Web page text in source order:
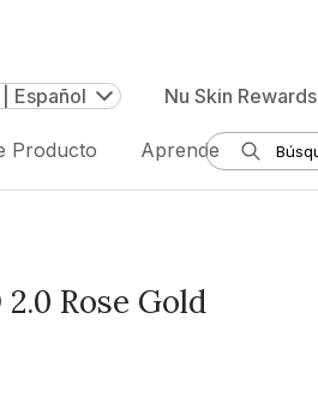
| Español Nu Skin Rewards
Producto Aprende
Rose Gold